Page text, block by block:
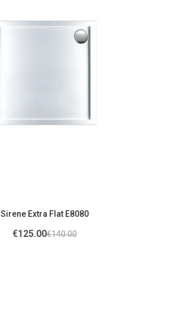
Sirene Extra Flat E8080
€140.00
€125.00